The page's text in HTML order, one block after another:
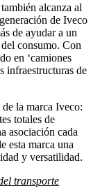
alcanza al
de Iveco
de ayudar a un
consumo. Con
en ‘camiones
infraestructuras de
la marca Iveco:
totales de
asociación cada
esta marca una
y versatilidad.
transporte